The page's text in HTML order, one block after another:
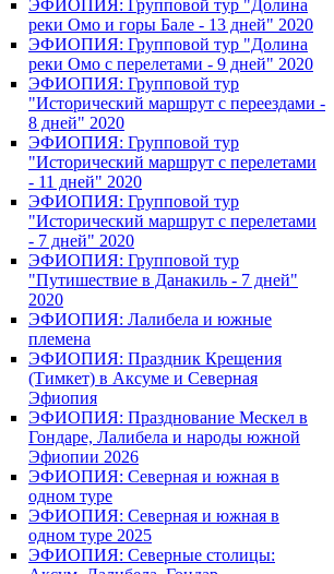
ЭФИОПИЯ: Групповой тур "Долина
реки Омо и горы Бале - 13 дней" 2020
ЭФИОПИЯ: Групповой тур "Долина
реки Омо с перелетами - 9 дней" 2020
ЭФИОПИЯ: Групповой тур
"Исторический маршрут с переездами -
8 дней" 2020
ЭФИОПИЯ: Групповой тур
"Исторический маршрут с перелетами
- 11 дней" 2020
ЭФИОПИЯ: Групповой тур
"Исторический маршрут с перелетами
- 7 дней" 2020
ЭФИОПИЯ: Групповой тур
"Путишествие в Данакиль - 7 дней"
2020
ЭФИОПИЯ: Лалибела и южные
племена
ЭФИОПИЯ: Праздник Крещения
(Тимкет) в Аксуме и Северная
Эфиопия
ЭФИОПИЯ: Празднование Мескел в
Гондаре, Лалибела и народы южной
Эфиопии 2026
ЭФИОПИЯ: Северная и южная в
одном туре
ЭФИОПИЯ: Северная и южная в
одном туре 2025
ЭФИОПИЯ: Северные столицы: